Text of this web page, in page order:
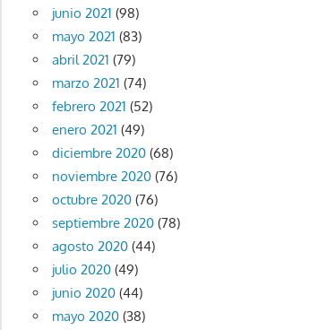
junio 2021 (98)
mayo 2021 (83)
abril 2021 (79)
marzo 2021 (74)
febrero 2021 (52)
enero 2021 (49)
diciembre 2020(68)
noviembre 2020(76)
octubre 2020(76)
septiembre 2020(78)
agosto 2020(44)
julio 2020(49)
junio 2020(44)
mayo 2020(38)